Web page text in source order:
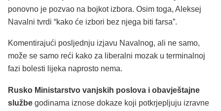
ponovno je pozvao na bojkot izbora. Osim toga, Aleksej
Navalni tvrdi “kako će izbori bez njega biti farsa”.
Komentirajući posljednju izjavu Navalnog, ali ne samo,
može se samo reći kako za liberalni mozak u terminalnoj
fazi bolesti lijeka naprosto nema.
Rusko Ministarstvo vanjskih poslova i obavještajne
službe godinama iznose dokaze koji potkrjepljuju izravne